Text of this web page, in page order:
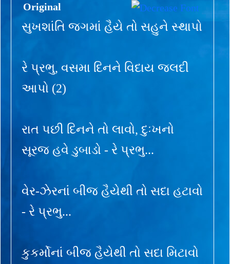
Original
સુખશાંતિ જગમાં હૈયે તો સહુને સ્થાપો
રે પ્રભુ, વસમા દિનને વિદાય જલદી
આપો (2)
રાત પછી દિનને તો લાવો, દુઃખનો
સૂરજ હવે ડુબાડો - રે પ્રભુ...
વેર-ઝેરનાં બીજ હૈયેથી તો સદા હટાવો
- રે પ્રભુ...
કુકર્મોનાં બીજ હૈયેથી તો સદા મિટાવો